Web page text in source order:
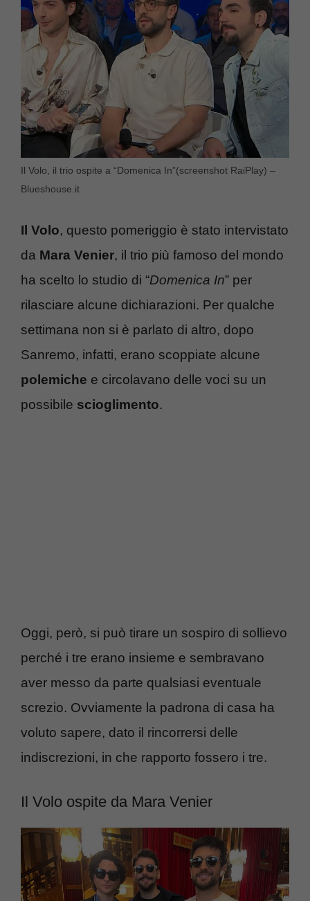
Il Volo, il trio ospite a “Domenica In”(screenshot RaiPlay) –
Blueshouse.it
Il Volo, questo pomeriggio è stato intervistato
da Mara Venier, il trio più famoso del mondo
ha scelto lo studio di “Domenica In” per
rilasciare alcune dichiarazioni. Per qualche
settimana non si è parlato di altro, dopo
Sanremo, infatti, erano scoppiate alcune
polemiche e circolavano delle voci su un
possibile scioglimento.
Oggi, però, si può tirare un sospiro di sollievo
perché i tre erano insieme e sembravano
aver messo da parte qualsiasi eventuale
screzio. Ovviamente la padrona di casa ha
voluto sapere, dato il rincorrersi delle
indiscrezioni, in che rapporto fossero i tre.
Il Volo ospite da Mara Venier